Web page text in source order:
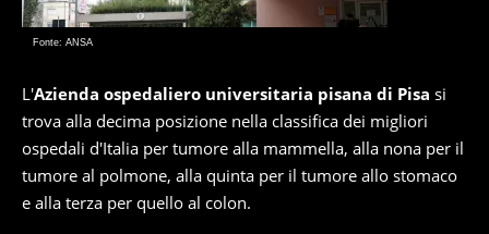
Fonte: ANSA
L'Azienda ospedaliero universitaria pisana di Pisa si
trova alla decima posizione nella classifica dei migliori
ospedali d'Italia per tumore alla mammella, alla nona per il
tumore al polmone, alla quinta per il tumore allo stomaco
e alla terza per quello al colon.